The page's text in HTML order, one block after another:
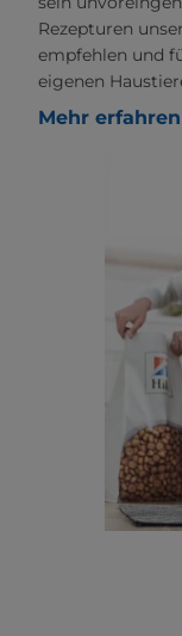
Rezepturen
empfehlen und
eigenen
Mehr erfahren